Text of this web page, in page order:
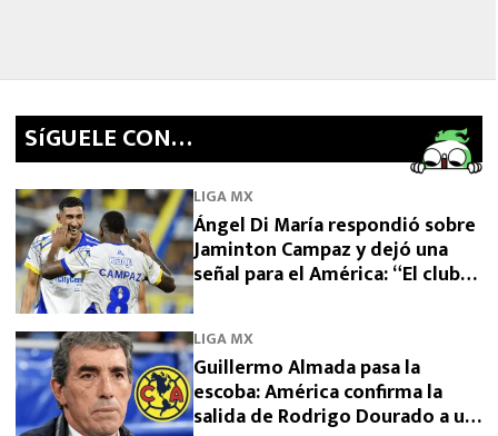
SíGUELE CON…
LIGA MX
Ángel Di María respondió sobre
Jaminton Campaz y dejó una
señal para el América: “El club
LIGA MX
Guillermo Almada pasa la
escoba: América confirma la
salida de Rodrigo Dourado a un